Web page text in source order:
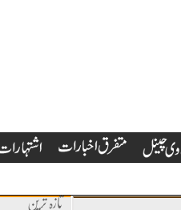
تازہ ترین